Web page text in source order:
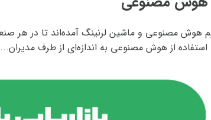
از هوش مصنوعی به اندازه‌ای از طرف مدیران...